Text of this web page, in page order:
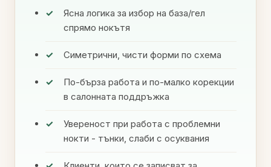
Ясна логика за избор на база/гел
спрямо нокътя
Симетрични, чисти форми по схема
По-бърза работа и по-малко корекции
в салонната поддръжка
Увереност при работа с проблемни
нокти - тънки, слаби с осуквания